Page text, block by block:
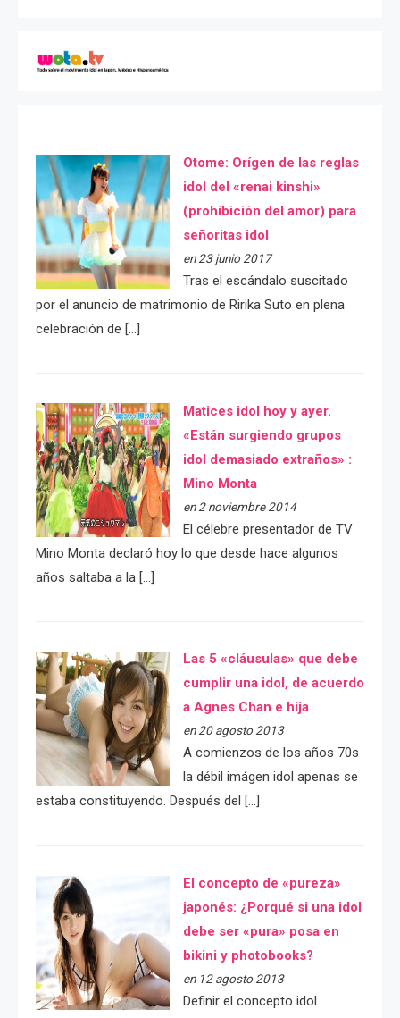
Otome: Orígen de las reglas
idol del «renai kinshi»
(prohibición del amor) para
señoritas idol
en 23 junio 2017
Tras el escándalo suscitado
por el anuncio de matrimonio de Ririka Suto en plena
celebración de […]
Matices idol hoy y ayer.
«Están surgiendo grupos
idol demasiado extraños» :
Mino Monta
en 2 noviembre 2014
El célebre presentador de TV
Mino Monta declaró hoy lo que desde hace algunos
años saltaba a la […]
Las 5 «cláusulas» que debe
cumplir una idol, de acuerdo
a Agnes Chan e hija
en 20 agosto 2013
A comienzos de los años 70s
la débil imágen idol apenas se
estaba constituyendo. Después del […]
El concepto de «pureza»
japonés: ¿Porqué si una idol
debe ser «pura» posa en
bikini y photobooks?
en 12 agosto 2013
Definir el concepto idol